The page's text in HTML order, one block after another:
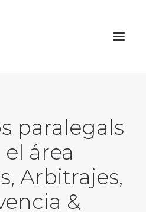
paralegals
área
Arbitrajes,
&